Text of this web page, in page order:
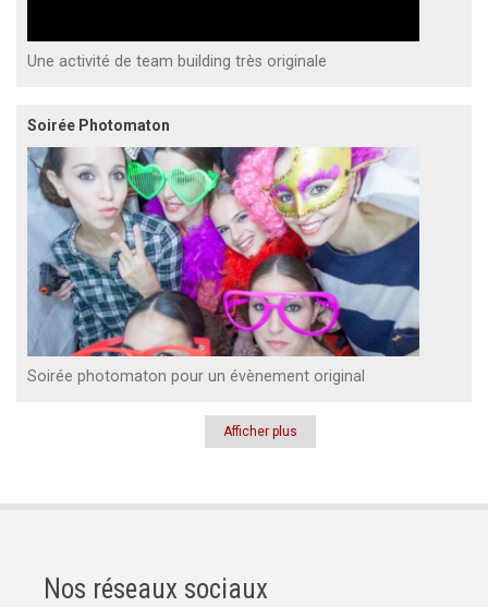
Une activité de team building très originale
Soirée Photomaton
Soirée photomaton pour un évènement original
Afficher plus
Nos réseaux sociaux